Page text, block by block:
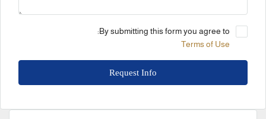
By submitting this form you agree to:
Terms of Use
Request Info